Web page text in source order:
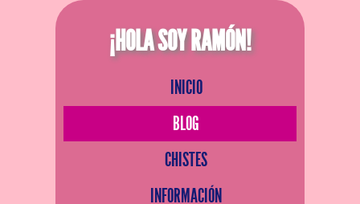
¡HOLA SOY RAMÓN!
INICIO
BLOG
CHISTES
INFORMACIÓN